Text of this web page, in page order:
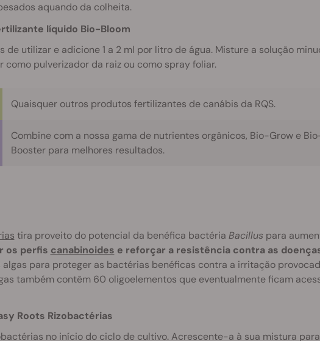
aquando da colheita.
líquido Bio-Bloom
de utilizar e adicione 1 a 2 ml por litro de água. Misture a solução
como pulverizador da raiz ou como spray foliar.
Quaisquer outros produtos fertilizantes de canábis da RQS.
Combine com a nossa gama de nutrientes orgânicos, Bio-Grow e
Booster para melhores resultados.
tira proveito do potencial da benéfica bactéria Bacillus para
os perfis canabinoides e reforçar a resistência contra as
para proteger as bactérias benéficas contra a irritação
também contêm 60 oligoelementos que eventualmente ficam
Roots Rizobactérias
no início do ciclo de cultivo. Acrescente-a à sua mistura